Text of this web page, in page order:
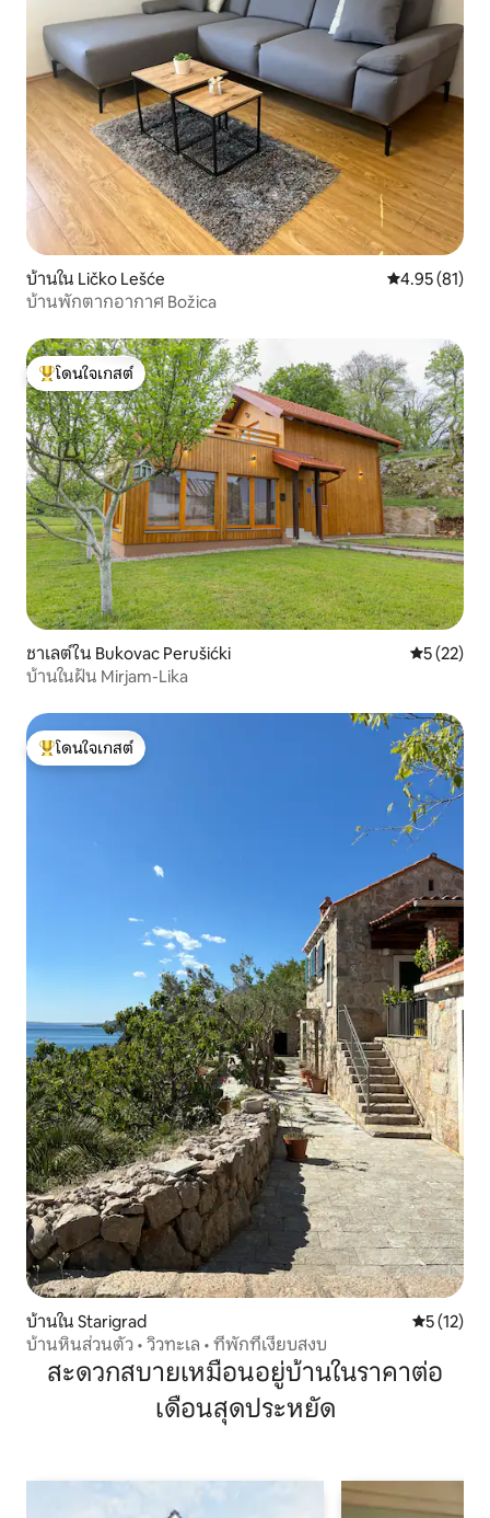
บ้านใน Ličko Lešće คะแนนเฉลี่ย
4.95 (81)
บ้านพักตากอากาศ Božica
โดนใจเกสต์ที่สุด
โดนใจเกสต์
ชาเลต์ใน Bukovac Perušićki คะแนนเฉลี่
5 (22)
บ้านในฝัน Mirjam-Lika
โดนใจเกสต์ที่สุด
โดนใจเกสต์
บ้านใน Starigrad คะแนนเฉลี่
5 (12)
บ้านหินส่วนตัว • วิวทะเล • ที่พักที่เงียบสงบ
สะดวกสบายเหมือนอยู่บ้านในราคาต่อ
เดือนสุดประหยัด